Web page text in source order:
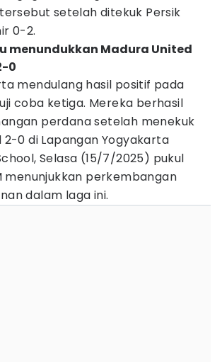
setelah ditekuk Persik
0-2.
menundukkan Madura United
0
mendulang hasil positif pada
coba ketiga. Mereka berhasil
perdana setelah menekuk
2-0 di Lapangan Yogyakarta
Selasa (15/7/2025) pukul
menunjukkan perkembangan
dalam laga ini.